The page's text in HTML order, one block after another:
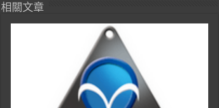
相關文章